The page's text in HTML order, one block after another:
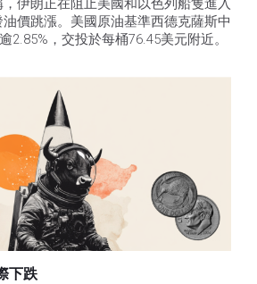
伊朗正在阻止美國和以色列船隻進入
價跳漲。美國原油基準西德克薩斯中
2.85%，交投於每桶76.45美元附近。
下跌